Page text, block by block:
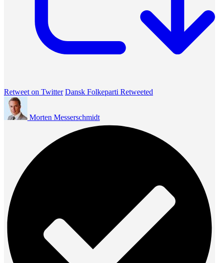
Retweet on Twitter Dansk Folkeparti Retweeted
Morten Messerschmidt